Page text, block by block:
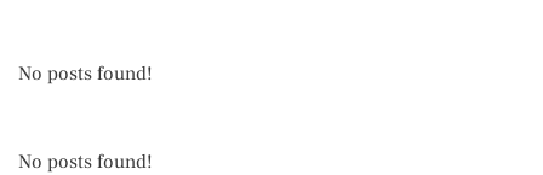
No posts found!
No posts found!